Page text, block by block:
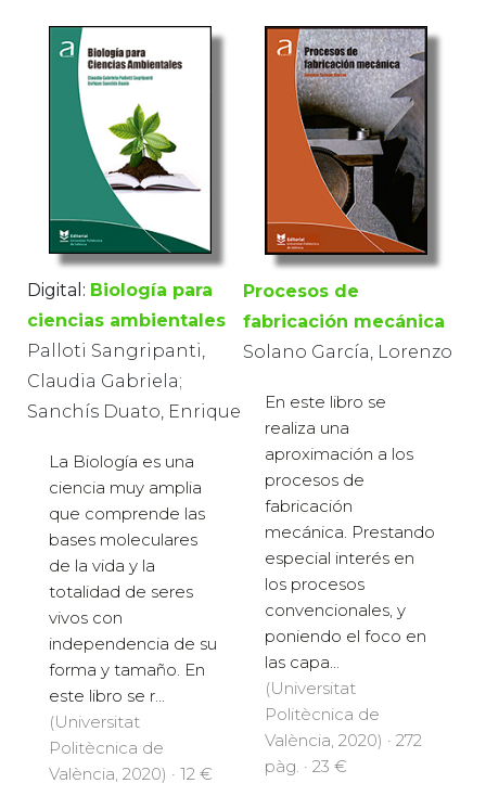
Digital: Biología para
ciencias ambientales
Palloti Sangripanti,
Claudia Gabriela;
Sanchís Duato, Enrique
La Biología es una
ciencia muy amplia
que comprende las
bases moleculares
de la vida y la
totalidad de seres
vivos con
independencia de su
forma y tamaño. En
este libro se r...
(Universitat
Politècnica de
València, 2020) · 12 €
Procesos de
fabricación mecánica
Solano García, Lorenzo
En este libro se
realiza una
aproximación a los
procesos de
fabricación
mecánica. Prestando
especial interés en
los procesos
convencionales, y
poniendo el foco en
las capa...
(Universitat
Politècnica de
València, 2020) · 272
pàg. · 23 €